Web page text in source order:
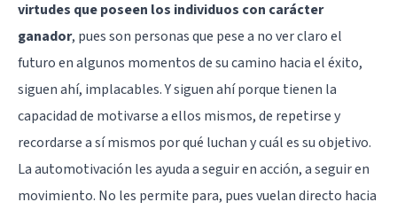
virtudes que poseen los individuos con carácter
ganador, pues son personas que pese a no ver claro el
futuro en algunos momentos de su camino hacia el éxito,
siguen ahí, implacables. Y siguen ahí porque tienen la
capacidad de motivarse a ellos mismos, de repetirse y
recordarse a sí mismos por qué luchan y cuál es su objetivo.
La automotivación les ayuda a seguir en acción, a seguir en
movimiento. No les permite para, pues vuelan directo hacia